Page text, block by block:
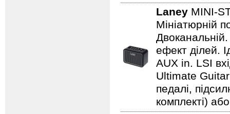
Laney MINI-
Мініатюрній
ефект ділей.
AUX in. LSI
Ultimate Guitar
педалі,
комплекті)